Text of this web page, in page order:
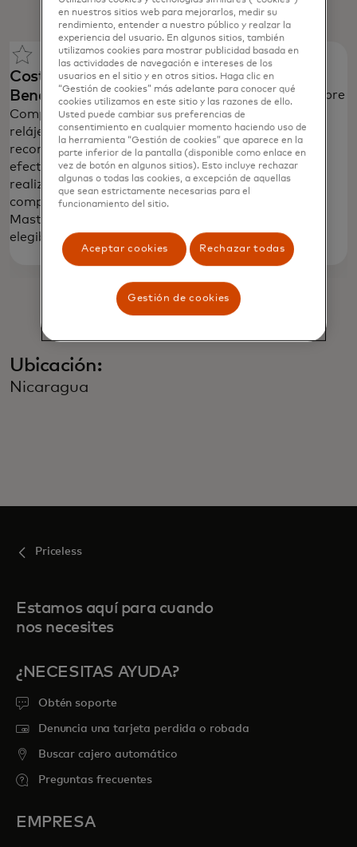
Costo /
Beneficio
Compre, cene,
relájese y reciba
recompensas en
efectivo al
realizar
compras con su
Mastercard®
elegible.
Exclusivamente
para tarjetas
Crédito y Débito
Platinum y Black
Vigencia
Hasta diciembre
2025
Ubicación:
Nicaragua
Priceless
Estamos aquí para cuando
nos necesites
¿NECESITAS AYUDA?
Obtén soporte
Denuncia una tarjeta perdida o robada
Buscar cajero automático
Preguntas frecuentes
EMPRESA
en nuestros sitios web para mejorarlos, medir su
rendimiento, entender a nuestro público y realzar la
experiencia del usuario. En algunos sitios, también
utilizamos cookies para mostrar publicidad basada en
las actividades de navegación e intereses de los
usuarios en el sitio y en otros sitios. Haga clic en
“Gestión de cookies” más adelante para conocer qué
cookies utilizamos en este sitio y las razones de ello.
Usted puede cambiar sus preferencias de
consentimiento en cualquier momento haciendo uso de
la herramienta “Gestión de cookies” que aparece en la
parte inferior de la pantalla (disponible como enlace en
vez de botón en algunos sitios). Esto incluye rechazar
algunas o todas las cookies, a excepción de aquellas
que sean estrictamente necesarias para el
funcionamiento del sitio.
Aceptar cookies Rechazar todas
Gestión de cookies